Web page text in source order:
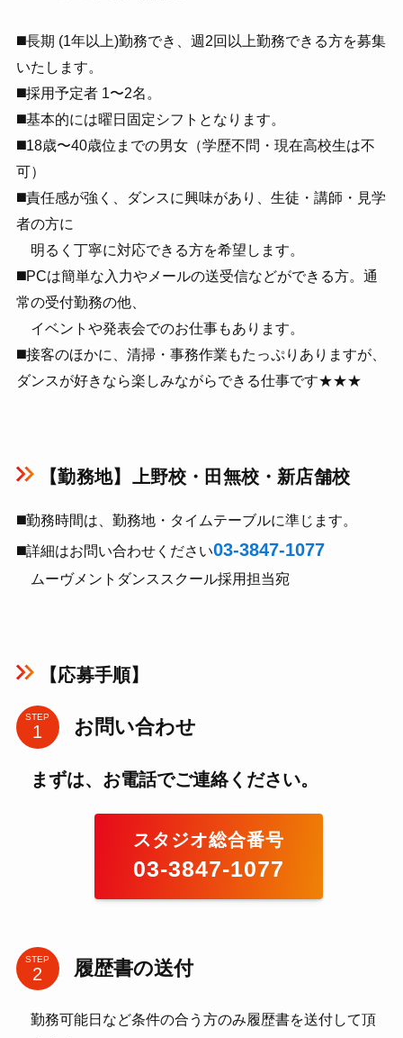
◼️長期 (1年以上)勤務でき、週2回以上勤務できる方を募集
いたします。
◼️採用予定者 1〜2名。
◼️基本的には曜日固定シフトとなります。
◼️18歳〜40歳位までの男女（学歴不問・現在高校生は不
可）
◼️責任感が強く、ダンスに興味があり、生徒・講師・見学
者の方に
明るく丁寧に対応できる方を希望します。
◼️PCは簡単な入力やメールの送受信などができる方。通
常の受付勤務の他、
イベントや発表会でのお仕事もあります。
◼️接客のほかに、清掃・事務作業もたっぷりありますが、
ダンスが好きなら楽しみながらできる仕事です★★★
【勤務地】⁨⁩⁨⁩⁨⁩⁨上野校・田無校・新店舗校
◼️勤務時間は、勤務地・タイムテーブルに準じます。
◼️詳細はお問い合わせください03-3847-1077
ムーヴメントダンススクール採用担当宛
【応募手順】
STEP お問い合わせ
まずは、お電話でご連絡ください。
スタジオ総合番号
03-3847-1077
STEP 履歴書の送付
勤務可能日など条件の合う方のみ履歴書を送付して頂